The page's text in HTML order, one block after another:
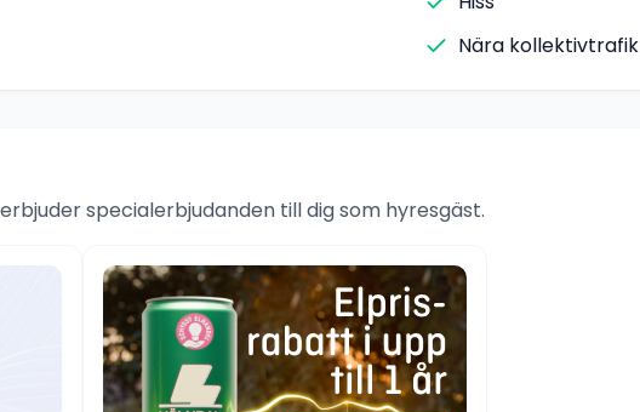
Nära kollektivtrafik
specialerbjudanden till dig som hyresgäst.